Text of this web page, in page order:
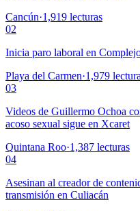
Cancún·1,919 lecturas
02
Inicia paro laboral en
Playa del Carmen·1,979
03
Videos de Guillermo Ochoa
acoso sexual sigue en Xcaret
Quintana Roo·1,387 lecturas
04
Asesinan al creador de
transmisión en Culiacán